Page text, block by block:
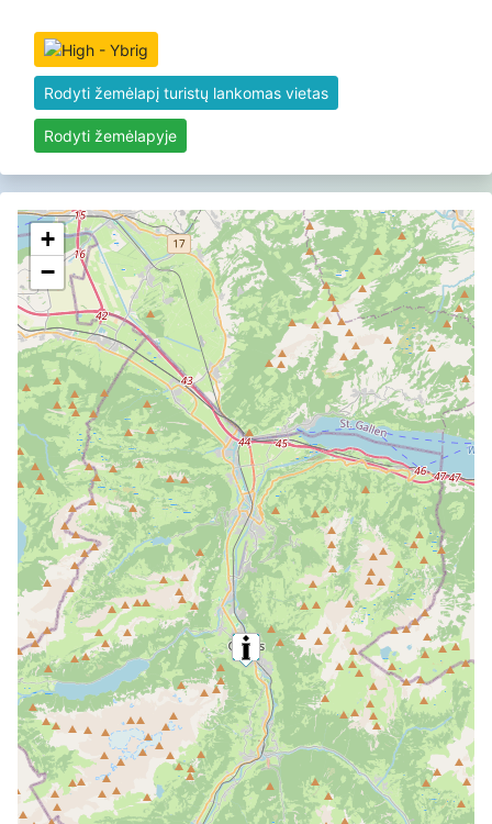
Rodyti žemėlapį turistų lankomas vietas
Rodyti žemėlapyje
+
−